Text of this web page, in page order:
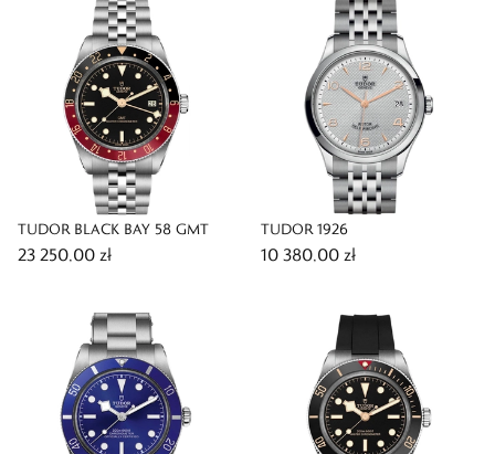
TUDOR BLACK BAY 58 GMT
23 250,00 zł
TUDOR 1926
10 380,00 zł